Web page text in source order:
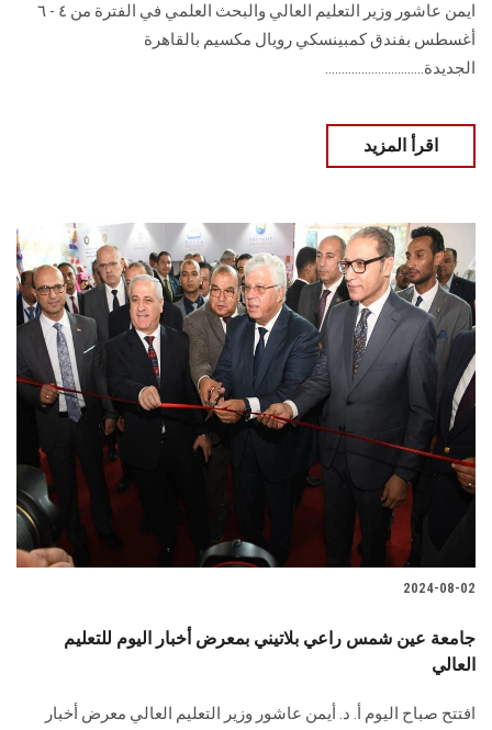
سجل الان
ايمن عاشور وزير التعليم العالي والبحث العلمي في الفترة من ٤ - ٦
أغسطس بفندق كمبينسكي رويال مكسيم بالقاهرة
الجديدة..............................
اقرأ المزيد
2024-08-02
جامعة عين شمس راعي بلاتيني بمعرض أخبار اليوم للتعليم
العالي
افتتح صباح اليوم أ. د. أيمن عاشور وزير التعليم العالي معرض أخبار